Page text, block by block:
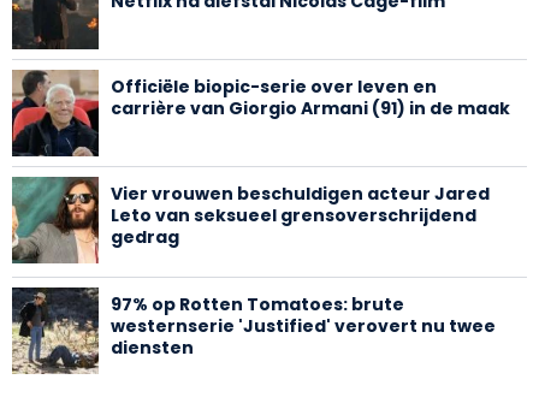
Officiële biopic-serie over leven en
carrière van Giorgio Armani (91) in de maak
Vier vrouwen beschuldigen acteur Jared
Leto van seksueel grensoverschrijdend
gedrag
97% op Rotten Tomatoes: brute
westernserie 'Justified' verovert nu twee
diensten